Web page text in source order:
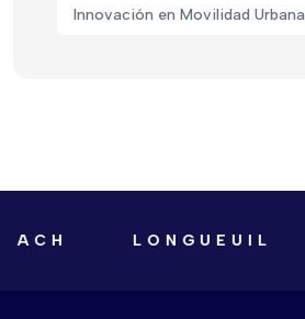
Innovación en Movilidad Urbana
LONGUEUIL